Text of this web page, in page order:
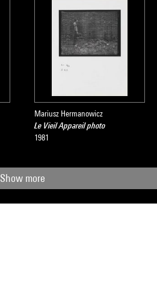
Mariusz Hermanowicz
Le Vieil Appareil photo
1981
Show more